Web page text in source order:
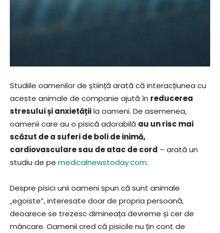
Studiile oamenilor de știință arată că interacțiunea cu
aceste animale de companie ajută în reducerea
stresului și anxietățiila oameni. De asemenea,
oamenii care au o pisică adorabilă au un risc mai
scăzut de a suferi de boli de inimă,
cardiovasculare sau de atac de cord – arată un
studiu de pe medicalnewstoday.com.
Despre pisici unii oameni spun că sunt animale
„egoiste”, interesate doar de propria persoană,
deoarece se trezesc dimineața devreme și cer de
mâncare. Oamenii cred că pisicile nu țin cont de